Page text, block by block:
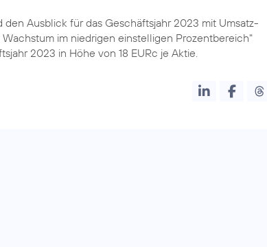
Ausblick für das Geschäftsjahr 2023 mit Umsatz-
im niedrigen einstelligen Prozentbereich"
2023 in Höhe von 18 EURc je Aktie.